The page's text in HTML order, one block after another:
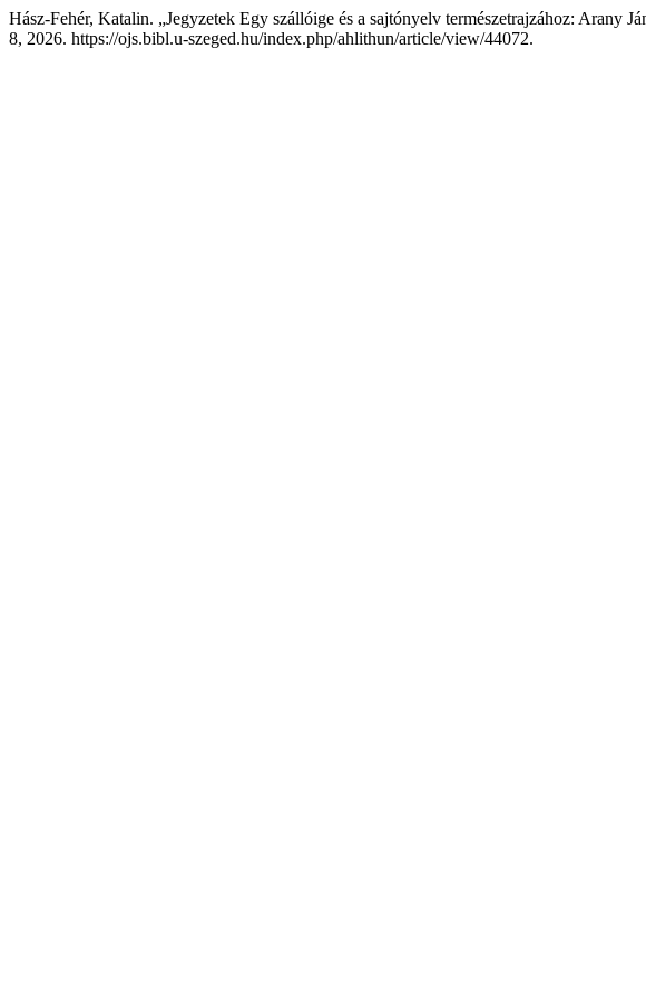
Hász-Fehér, Katalin. „Jegyzetek Egy szállóige és a sajtónyelv természetrajzához: Arany
8, 2026. https://ojs.bibl.u-szeged.hu/index.php/ahlithun/article/view/44072.